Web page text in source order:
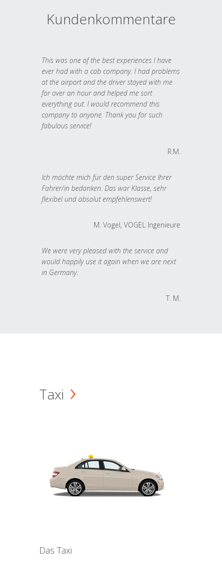
Kundenkommentare
This was one of the best experiences I have
ever had with a cab company. I had problems
at the airport and the driver stayed with me
for over an hour and helped me sort
everything out. I would recommend this
company to anyone. Thank you for such
fabulous service!
R.M.
Ich möchte mich für den super Service Ihrer
Fahrer/in bedanken. Das war Klasse, sehr
flexibel und absolut empfehlenswert!
M. Vogel, VOGEL Ingenieure
We were very pleased with the service and
would happily use it again when we are next
in Germany.
T. M.
Taxi
Das Taxi